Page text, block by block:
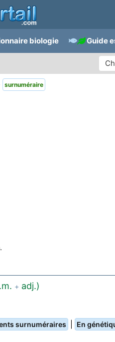
biologie Guide
surnuméraire
+ adj.)
surnuméraires En